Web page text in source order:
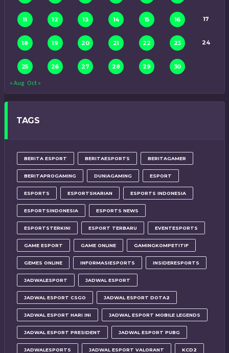
11 12 13 14 15 16 17
18 19 20 21 22 23 24
25 26 27 28 29 30
« Aug Oct »
TAGS
BERITA ESPORT BERITAESPORTS BERITAGAMER
BERITAPROGAMING DUNIAGAMING ESPORT
ESPORTS ESPORTSHARIAN ESPORTS INDONESIA
ESPORTSINDONESIA ESPORTS NEWS
ESPORTSTERKINI ESPORT TERBARU EVENTESPORTS
GAME ESPORT GAME ONLINE GAMINGKOMPETITIF
GEMES ONLINE INFORMASIESPORTS INSIDERESPORTS
JADWALESPORT JADWAL ESPORT
JADWAL ESPORT CSGO JADWAL ESPORT DOTA2
JADWAL ESPORT HARI INI JADWAL ESPORT MOBILE LEGENDS
JADWAL ESPORT PRESIDENT JADWAL ESPORT PUBG
JADWALESPORTS JADWAL ESPORT VALORANT KCD2